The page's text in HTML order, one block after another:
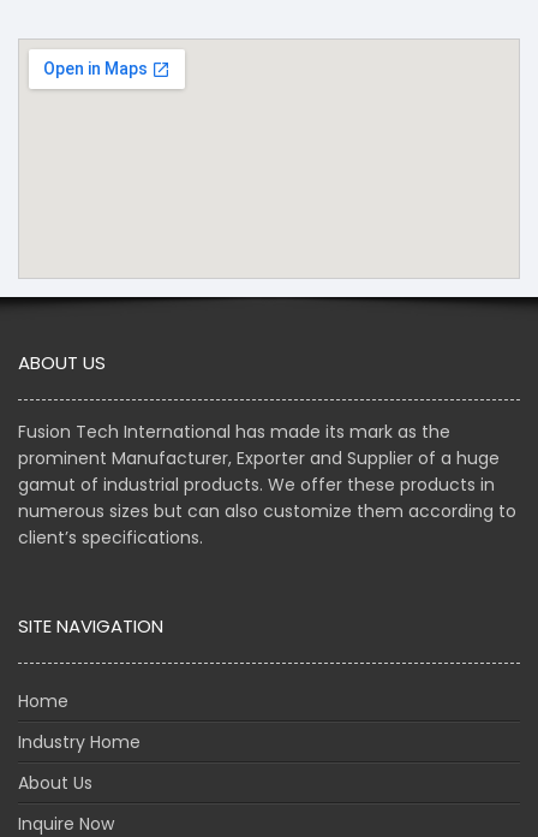
ABOUT US
Fusion Tech International has made its mark as the
prominent Manufacturer, Exporter and Supplier of a huge
gamut of industrial products. We offer these products in
numerous sizes but can also customize them according to
client’s specifications.
SITE NAVIGATION
Home
Industry Home
About Us
Inquire Now